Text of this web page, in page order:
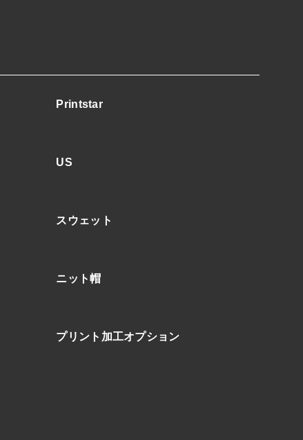
Printstar
US
スウェット
ニット帽
プリント加工オプション